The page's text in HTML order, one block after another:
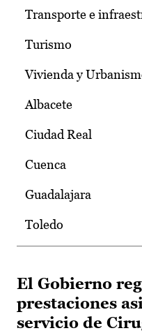
Transporte e
Turismo
Vivienda y
Albacete
Ciudad Real
Cuenca
Guadalajara
Toledo
El Gobierno
prestaciones
servicio de